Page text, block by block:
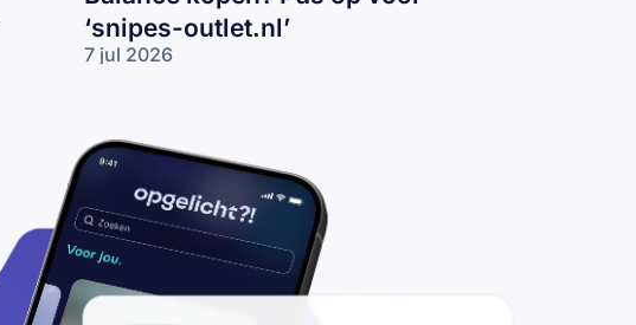
‘snipes-outlet.nl’
7 jul 2026
Adidas
of New
Balance
kopen?
Pas op
voor
‘snipes-
outlet.nl’